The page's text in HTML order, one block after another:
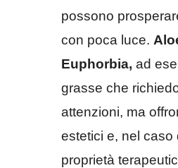
possono
con poca luce.
Euphorbia, ad
grasse che
attenzioni, ma
estetici e, nel caso
proprietà